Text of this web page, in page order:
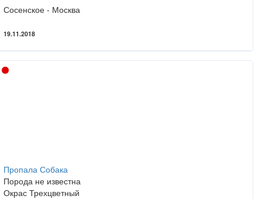
Сосенское - Москва
19.11.2018
Пропала Собака
Порода не известна
Окрас Трехцветный